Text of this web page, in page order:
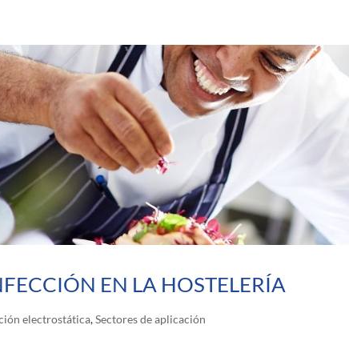
EN LA HOSTELERÍA
electrostática,Sectores de aplicación